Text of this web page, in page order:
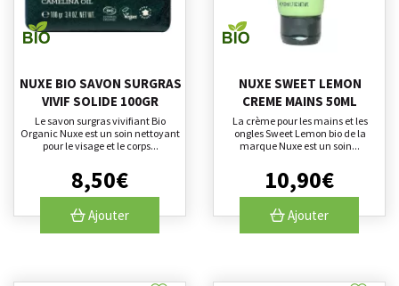
NUXE BIO SAVON SURGRAS
VIVIF SOLIDE 100GR
Le savon surgras vivifiant Bio
Organic Nuxe est un soin nettoyant
pour le visage et le corps...
8,50€
Ajouter
NUXE SWEET LEMON
CREME MAINS 50ML
La crème pour les mains et les
ongles Sweet Lemon bio de la
marque Nuxe est un soin...
10,90€
Ajouter